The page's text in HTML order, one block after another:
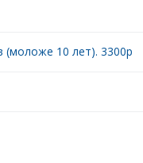
(моложе 10 лет). 3300р